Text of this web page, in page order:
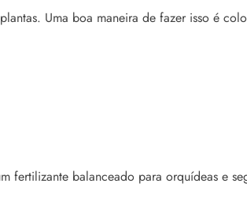
Uma boa maneira de fazer isso é
fertilizante balanceado para orquídeas e